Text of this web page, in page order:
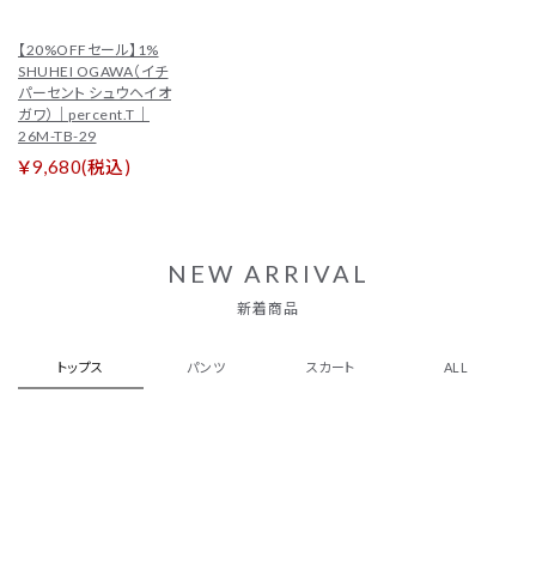
【20%OFFセール】1%
SHUHEI OGAWA（イチ
パーセント シュウヘイオ
ガワ）｜percent.T｜
26M-TB-29
￥9,680(税込)
NEW ARRIVAL
新着商品
トップス パンツ スカート ALL